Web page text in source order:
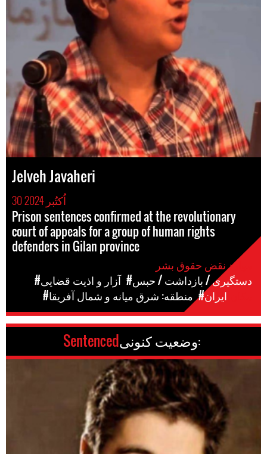
Jelveh Javaheri
30 اُکتُبر 2024
Prison sentences confirmed at the revolutionary
court of appeals for a group of human rights
defenders in Gilan province
#آزار و اذیت قضایی
#دستگیری / بازداشت / حبس
#منطقه: شرق میانه و شمال آفریقا #ایران
وضعیت کنونی: Sentenced